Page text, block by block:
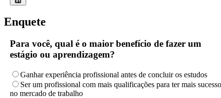
Enquete
Para você, qual é o maior benefício de fazer um
estágio ou aprendizagem?
Ganhar experiência profissional antes de concluir os estudos
Ser um profissional com mais qualificações para ter mais sucesso
no mercado de trabalho